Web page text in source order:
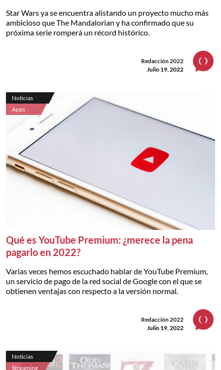
Star Wars ya se encuentra alistando un proyecto mucho más
ambicioso que The Mandalorian y ha confirmado que su
próxima serie romperá un récord histórico.
Redacción 2022
Julio 19, 2022
Noticias
Apps
Qué es YouTube Premium: ¿merece la pena
pagarlo en 2022?
Varias veces hemos escuchado hablar de YouTube Premium,
un servicio de pago de la red social de Google con el que se
obtienen ventajas con respecto a la versión normal.
Redacción 2022
Julio 19, 2022
Noticias
Streaming